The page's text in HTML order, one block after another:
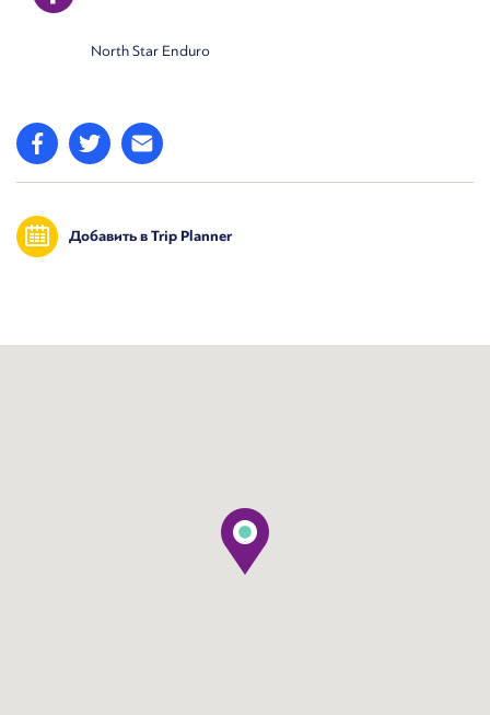
North Star Enduro
Добавить в Trip Planner